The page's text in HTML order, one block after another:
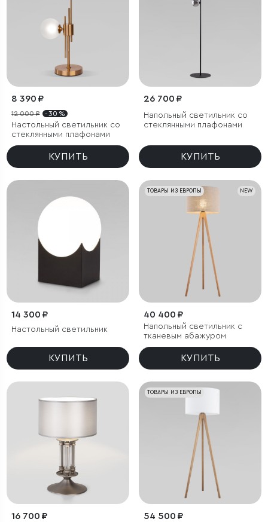
8 390 ₽
12 000 ₽ - 30 %
Настольный светильник со
стеклянными плафонами
КУПИТЬ
26 700 ₽
Напольный светильник со
стеклянными плафонами
КУПИТЬ
14 300 ₽
Настольный светильник
КУПИТЬ
NEW
ТОВАРЫ ИЗ ЕВРОПЫ
40 400 ₽
Напольный светильник с
тканевым абажуром
КУПИТЬ
16 700 ₽
ТОВАРЫ ИЗ ЕВРОПЫ
54 500 ₽